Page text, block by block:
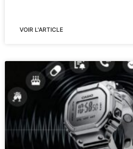
VOIR L'ARTICLE